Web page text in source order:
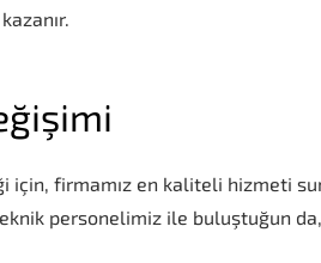
firmamız en kaliteli hizmeti
personelimiz ile buluştuğun